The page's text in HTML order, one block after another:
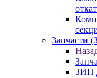
Запчасти
ЗИП